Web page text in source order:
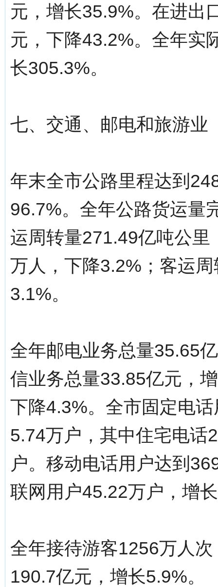
元，增长35.9%。在进出
元，下降43.2%。全年实
长305.3%。
七、交通、邮电和旅游业
年末全市公路里程达到
96.7%。全年公路货运量
运周转量271.49亿吨公
万人，下降3.2%；客运
3.1%。
全年邮电业务总量35.65
信业务总量33.85亿元，
下降4.3%。全市固定电
5.74万户，其中住宅电话
户。移动电话用户达到
联网用户45.22万户，增
全年接待游客1256万人
190.7亿元，增长5.9%。